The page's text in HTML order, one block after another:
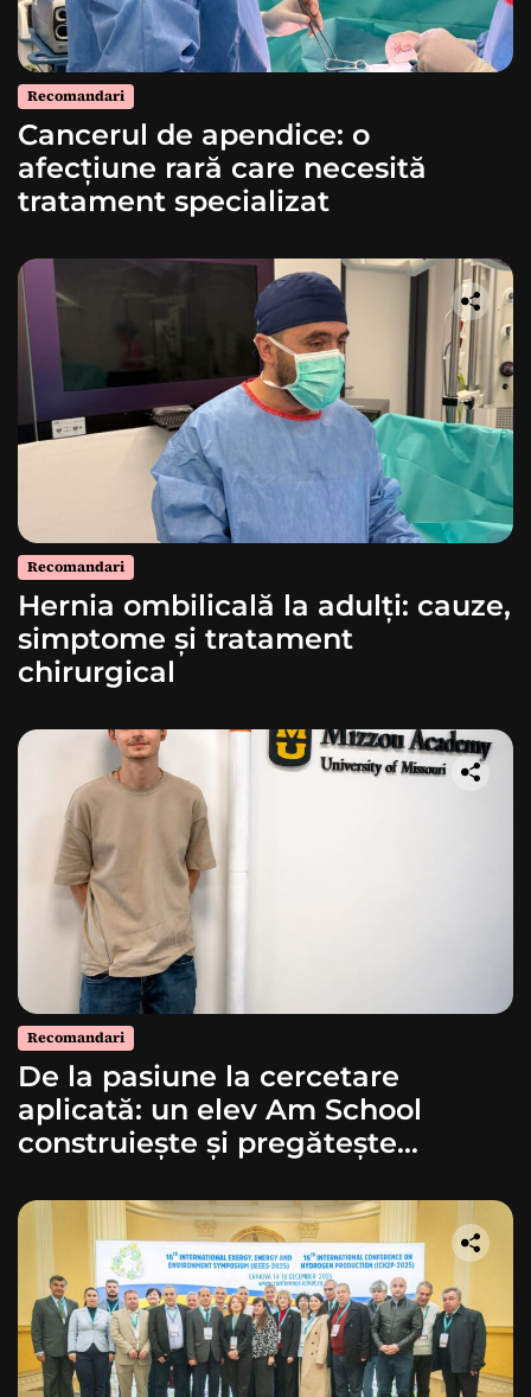
Recomandari
Cancerul de apendice: o
afecțiune rară care necesită
tratament specializat
Recomandari
Hernia ombilicală la adulți: cauze,
simptome și tratament
chirurgical
Recomandari
De la pasiune la cercetare
aplicată: un elev Am School
construiește și pregătește